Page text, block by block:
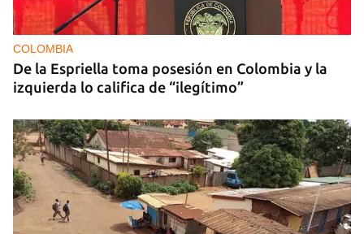
COLOMBIA
De la Espriella toma posesión en Colombia y la
izquierda lo califica de “ilegítimo”